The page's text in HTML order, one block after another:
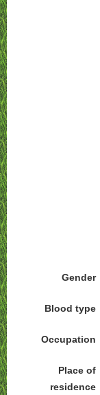
Gender
Blood type
Occupation
Place of
residence